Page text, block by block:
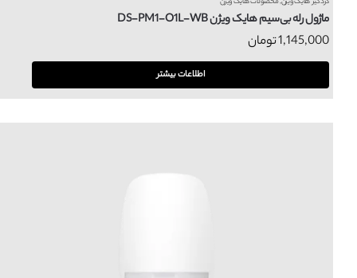
ماژول رله بی‌سیم هایک ویژن DS-PM1-O1L-WB
1,145,000تومان
اطلاعات بیشتر